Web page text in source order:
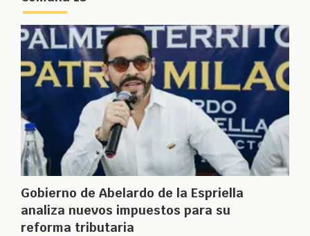
Gobierno de Abelardo de la Espriella
analiza nuevos impuestos para su
reforma tributaria